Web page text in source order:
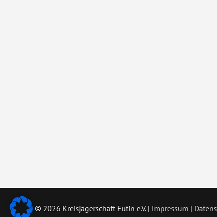
© 2026 Kreisjägerschaft Eutin e.V. | Impressum |